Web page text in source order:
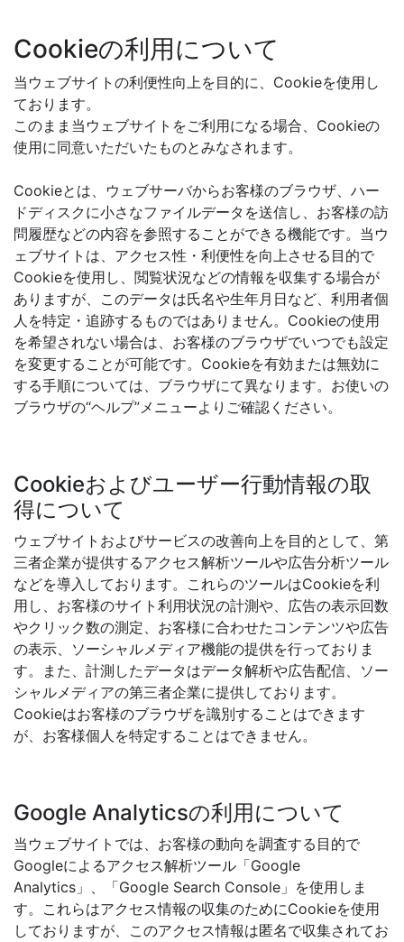
Cookieの利用について
当ウェブサイトの利便性向上を目的に、Cookieを使用し
ております。
このまま当ウェブサイトをご利用になる場合、Cookieの
使用に同意いただいたものとみなされます。
Cookieとは、ウェブサーバからお客様のブラウザ、ハー
ドディスクに小さなファイルデータを送信し、お客様の訪
問履歴などの内容を参照することができる機能です。当ウ
ェブサイトは、アクセス性・利便性を向上させる目的で
Cookieを使用し、閲覧状況などの情報を収集する場合が
ありますが、このデータは氏名や生年月日など、利用者個
人を特定・追跡するものではありません。Cookieの使用
を希望されない場合は、お客様のブラウザでいつでも設定
を変更することが可能です。Cookieを有効または無効に
する手順については、ブラウザにて異なります。お使いの
ブラウザの“ヘルプ”メニューよりご確認ください。
Cookieおよびユーザー行動情報の取
得について
ウェブサイトおよびサービスの改善向上を目的として、第
三者企業が提供するアクセス解析ツールや広告分析ツール
などを導入しております。これらのツールはCookieを利
用し、お客様のサイト利用状況の計測や、広告の表示回数
やクリック数の測定、お客様に合わせたコンテンツや広告
の表示、ソーシャルメディア機能の提供を行っておりま
す。また、計測したデータはデータ解析や広告配信、ソー
シャルメディアの第三者企業に提供しております。
Cookieはお客様のブラウザを識別することはできます
が、お客様個人を特定することはできません。
Google Analyticsの利用について
当ウェブサイトでは、お客様の動向を調査する目的で
Googleによるアクセス解析ツール「Google
Analytics」、「Google Search Console」を使用しま
す。これらはアクセス情報の収集のためにCookieを使用
しておりますが、このアクセス情報は匿名で収集されてお